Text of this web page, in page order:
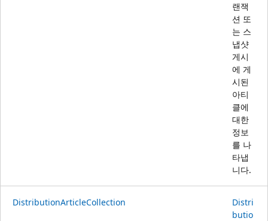
랜잭
션 또
는 스
냅샷
게시
에 게
시된
아티
클에
대한
정보
를 나
타냅
니다.
DistributionArticleCollection
Distri
butio